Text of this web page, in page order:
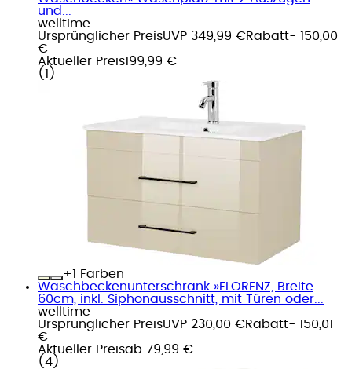
und...
welltime
Ursprünglicher PreisUVP 349,99 €Rabatt- 150,00
€
Aktueller Preis199,99 €
( 1 )
+
Farben
Waschbeckenunterschrank »FLORENZ, Breite
60cm, inkl. Siphonausschnitt, mit Türen oder...
welltime
Ursprünglicher PreisUVP 230,00 €Rabatt- 150,01
€
Aktueller Preisab 79,99 €
( 4 )